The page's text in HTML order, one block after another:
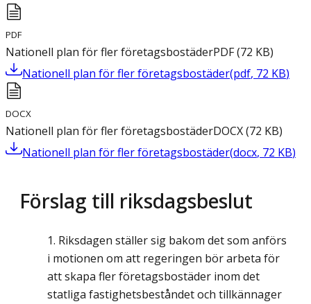
PDF
Nationell plan för fler företagsbostäderPDF(72 KB)
Nationell plan för fler företagsbostäder(pdf, 72 KB)
DOCX
Nationell plan för fler företagsbostäderDOCX(72 KB)
Nationell plan för fler företagsbostäder(docx, 72 KB)
Förslag till riksdagsbeslut
Riksdagen ställer sig bakom det som anförs
i motionen om att regeringen bör arbeta för
att skapa fler företagsbostäder inom det
statliga fastighetsbeståndet och tillkännager